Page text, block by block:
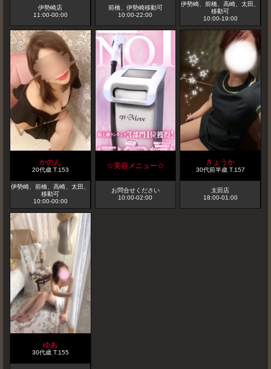
伊勢崎店
11:00-00:00
前橋、伊勢崎移動可
10:00-22:00
伊勢崎、前橋、高崎、太田、
移動可
10:00-19:00
かのん
20代歳 T.153
伊勢崎、前橋、高崎、太田、
移動可
10:00-00:00
‪☆美容メニュー‪☆
お問合せください
10:00-02:00
きょうか
30代前半歳 T.157
太田店
18:00-01:00
ゆあ
30代歳 T.155